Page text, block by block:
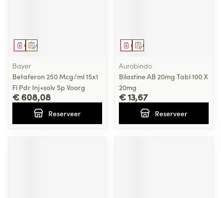
Op voorschrift
Geneesmiddel
Bayer
Betaferon 250 Mcg/ml 15x1
Fl Pdr Inj+solv Sp Voorg
€ 608,08
Reserveer
Op voorschrift
Geneesmiddel
Aurobindo
Bilastine AB 20mg Tabl 100 X
20mg
€ 13,67
Reserveer